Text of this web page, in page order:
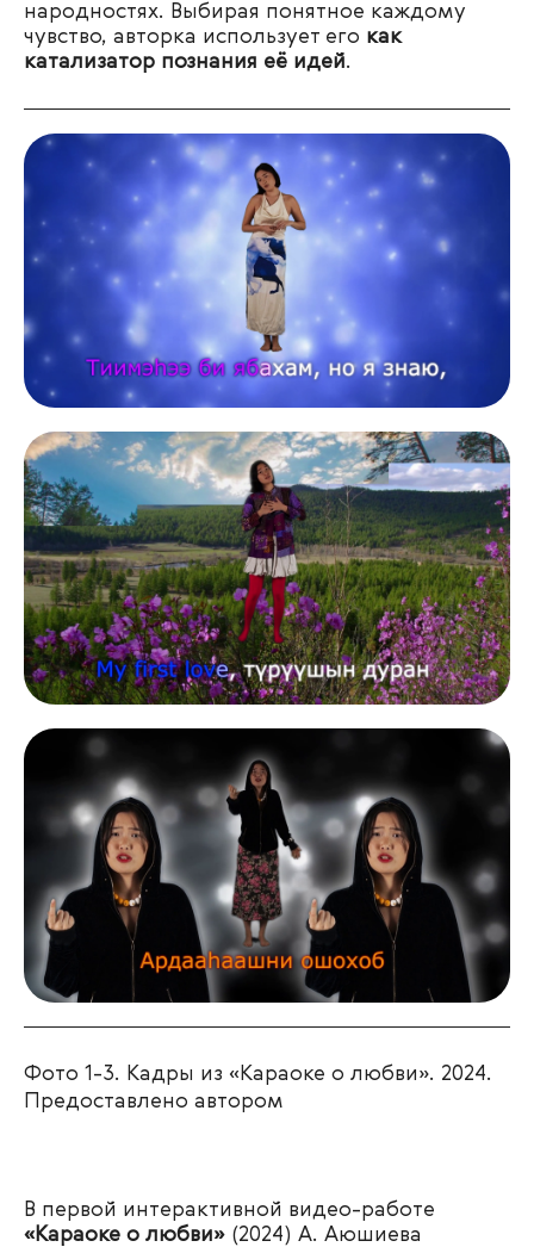
народностях. Выбирая понятное каждому
чувство, авторка использует его как
катализатор познания её идей.
Фото 1-3. Кадры из «Караоке о любви». 2024.
Предоставлено автором
В первой интерактивной видео-работе
«Караоке о любви» (2024) А. Аюшиева